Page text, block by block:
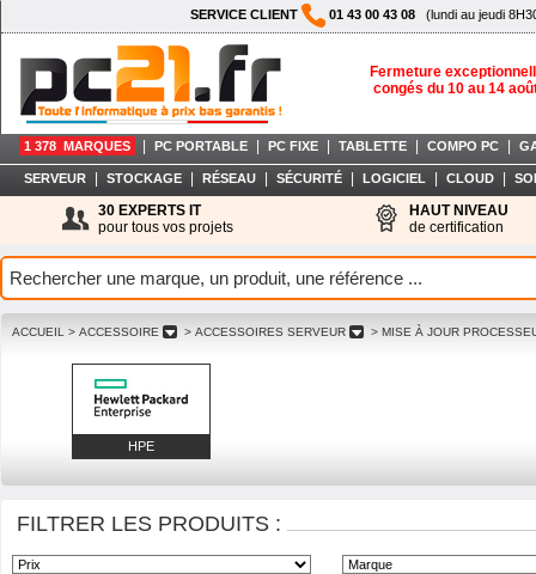
SERVICE CLIENT 01 43 00 43 08 (lundi au jeudi
Fermeture
congés du 10 au 14
1 378 MARQUES PC PORTABLE PC FIXE TABLETTE COMPO PC
SERVEUR STOCKAGE RÉSEAU SÉCURITÉ LOGICIEL CLOUD
30 EXPERTS IT
pour tous vos projets
HAUT NIVEAU
de certification
ACCUEIL > ACCESSOIRE > ACCESSOIRES SERVEUR > MISE À JOUR
HPE
FILTRER LES PRODUITS :